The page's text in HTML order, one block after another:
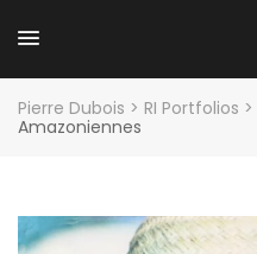
Pierre Dubois > RI Portfolios >
Amazoniennes